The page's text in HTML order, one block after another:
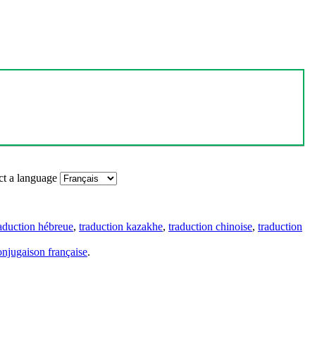
a language
hébreue, traduction kazakhe, traduction chinoise, traduction
française.